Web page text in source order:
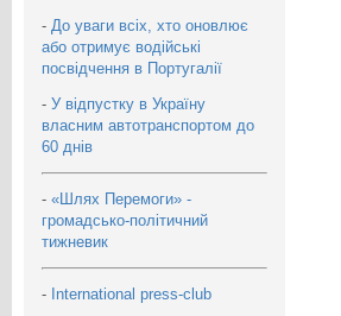
- До уваги всіх, хто оновлює
або отримує водійські
посвідчення в Португалії
- У відпустку в Україну
власним автотранспортом до
60 днів
- «Шлях Перемоги» -
громадсько-політичний
тижневик
- International press-club